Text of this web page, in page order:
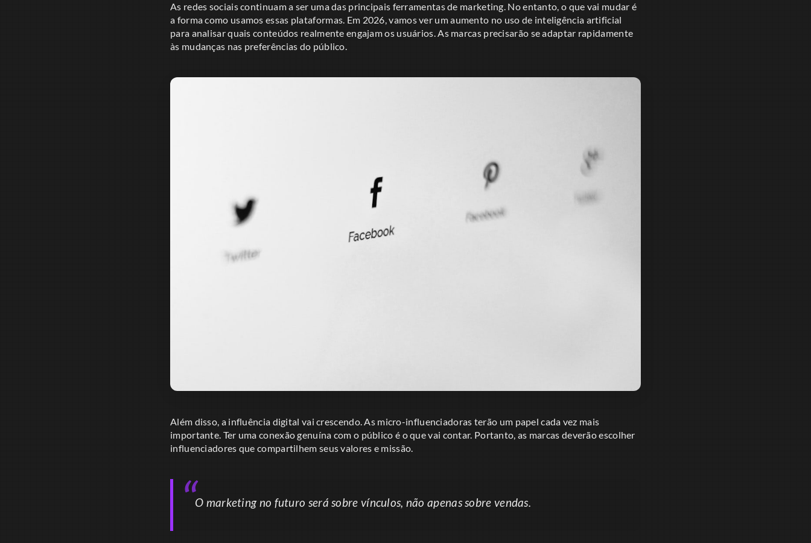
As redes sociais continuam a ser uma das principais ferramentas de marketing. No entanto, o que vai mudar é
a forma como usamos essas plataformas. Em 2026, vamos ver um aumento no uso de inteligência artificial
para analisar quais conteúdos realmente engajam os usuários. As marcas precisarão se adaptar rapidamente
às mudanças nas preferências do público.
Além disso, a influência digital vai crescendo. As micro-influenciadoras terão um papel cada vez mais
importante. Ter uma conexão genuína com o público é o que vai contar. Portanto, as marcas deverão escolher
influenciadores que compartilhem seus valores e missão.
O marketing no futuro será sobre vínculos, não apenas sobre vendas.